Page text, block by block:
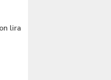
lira